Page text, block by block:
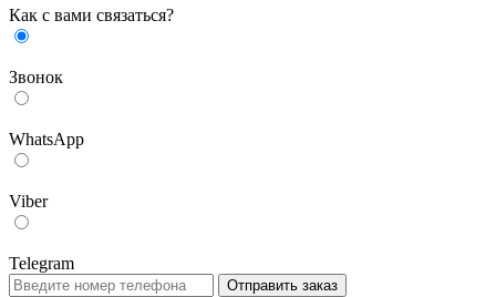
Как с вами связаться?
Звонок
WhatsApp
Viber
Telegram
Отправить заказ